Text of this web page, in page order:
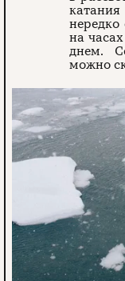
на
днем.
можно